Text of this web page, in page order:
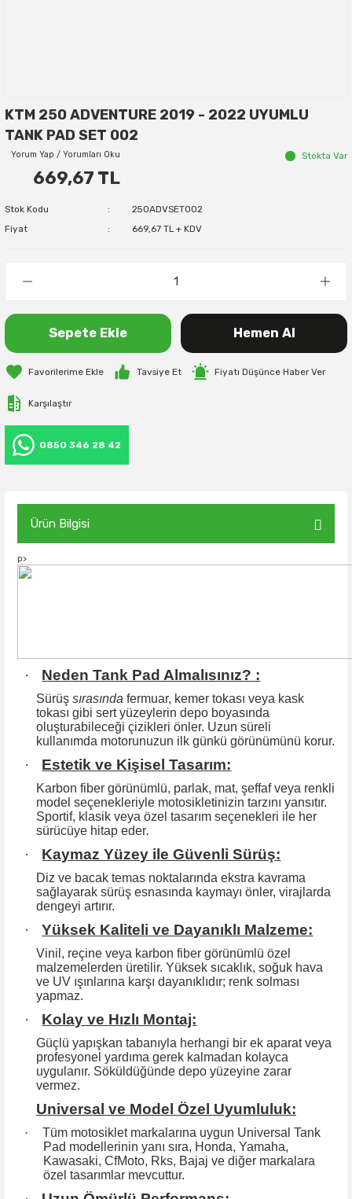
KTM 250 ADVENTURE 2019 - 2022 UYUMLU
TANK PAD SET 002
Yorum Yap / Yorumları Oku Stokta Var
669,67 TL
Stok Kodu
250ADVSET002
Fiyat
669,67 TL + KDV
Sepete Ekle Hemen Al
Tavsiye Et Fiyatı Düşünce Haber Ver
Karşılaştır
0850 346 28 42
Ürün Bilgisi
p>
· Neden Tank Pad Almalısınız? :
Sürüş sırasında fermuar, kemer tokası veya kask
tokası gibi sert yüzeylerin depo boyasında
oluşturabileceği çizikleri önler. Uzun süreli
kullanımda motorunuzun ilk günkü görünümünü korur.
· Estetik ve Kişisel Tasarım:
Karbon fiber görünümlü, parlak, mat, şeffaf veya renkli
model seçenekleriyle motosikletinizin tarzını yansıtır.
Sportif, klasik veya özel tasarım seçenekleri ile her
sürücüye hitap eder.
· Kaymaz Yüzey ile Güvenli Sürüş:
Diz ve bacak temas noktalarında ekstra kavrama
sağlayarak sürüş esnasında kaymayı önler, virajlarda
dengeyi artırır.
· Yüksek Kaliteli ve Dayanıklı Malzeme:
Vinil, reçine veya karbon fiber görünümlü özel
malzemelerden üretilir. Yüksek sıcaklık, soğuk hava
ve UV ışınlarına karşı dayanıklıdır; renk solması
yapmaz.
· Kolay ve Hızlı Montaj:
Güçlü yapışkan tabanıyla herhangi bir ek aparat veya
profesyonel yardıma gerek kalmadan kolayca
uygulanır. Söküldüğünde depo yüzeyine zarar
vermez.
Universal ve Model Özel Uyumluluk:
·
Tüm motosiklet markalarına uygun Universal Tank
Pad modellerinin yanı sıra, Honda, Yamaha,
Kawasaki, CfMoto, Rks, Bajaj ve diğer markalara
özel tasarımlar mevcuttur.